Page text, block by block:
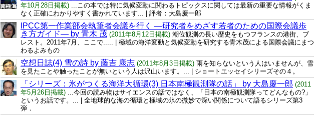
年10月28日掲載) ...この本では特に気候変動に関わるトピックスに関しては最新の重要な情報がくま
なく正確にわかりやすく書かれています... | 評者：大島慶一郎
IPCC第一作業部会執筆者会議を行く —研究者をめざす若者のための国際会議歩
き方ガイド— by 青木 茂 (2011年8月12日掲載) 潮位観測の長い歴史をもつフランスの港街、ブ
レスト。2011年7月、ここで..... | 極域の海洋変動と気候変動を研究する青木茂による国際会議にまつ
わるよみもの
空想日誌(4) 雪の詩 by 藤吉 康志 (2011年8月3日掲載) 雨を知らないという人はいませんが、雪
を見たことや触ったことが無いという人は沢山います。... | ショートエッセイシリーズその４。
「シリーズ：氷がつくる海洋大循環(3) 日本南極観測隊の話」 by 大島慶一郎 (2011
年5月26日掲載) ...今回の読み物はサイエンスの話ではなく、「日本の南極観測隊ってどんなもの?」
というお話です。... | 全地球的な海の循環と極域の氷の微妙で深い関係について語るシリーズ第3
弾．